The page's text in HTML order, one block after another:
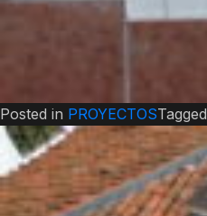
Posted in PROYECTOSTagged